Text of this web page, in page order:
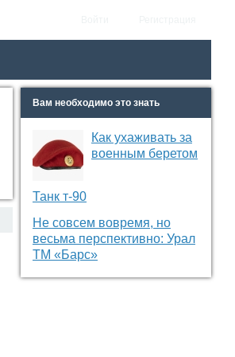
Вам необходимо это знать
Как ухаживать за
военным беретом
Танк т-90
Не совсем вовремя, но
весьма перспективно: Урал
ТМ «Барс»